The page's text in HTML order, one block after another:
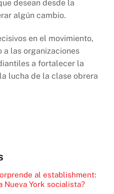
desean desde la
algún cambio.
en el movimiento,
a las organizaciones
a fortalecer la
lucha de la clase obrera
al establishment:
Nueva York socialista?